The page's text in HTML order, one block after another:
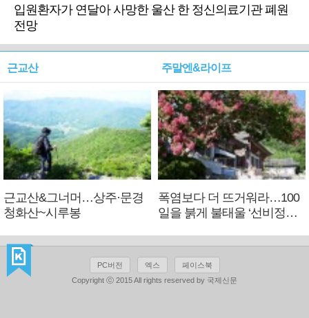
입원환자가 연달아 사망한 울산 한 정신의료기관 폐원
전망
근교산
근교산&그너머…상주·문경
청화산~시루봉
주말엔&라이프
폭염보다 더 뜨거워라…100
일을 붉게 불태울 ‘선비정신’
PC버전 엑스
페이스북
Copyright ⓒ 2015 All rights reserved by 국제신문